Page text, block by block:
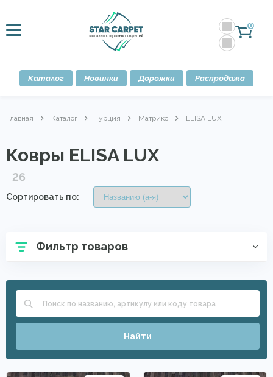
0
Каталог Новинки Дорожки Распродажа
Главная Каталог Турция Матрикс ELISA LUX
Ковры ELISA LUX
26
Сортировать по:
Фильтр товаров
Найти